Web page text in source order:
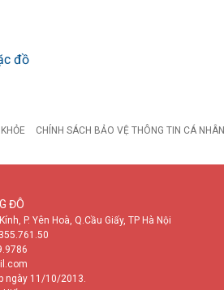
đồ
CHÍNH SÁCH BẢO VỆ THÔNG TIN CÁ NHÂN
ĐÔ
P. Yên Hoà, Q.Cầu Giấy, TP Hà Nội
ngày 11/10/2013.